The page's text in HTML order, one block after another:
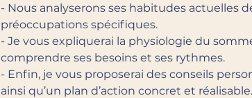
- Nous analyserons ses habitudes actuelles
préoccupations spécifiques.
- Je vous expliquerai la physiologie du
comprendre ses besoins et ses rythmes.
- Enfin, je vous proposerai des conseils
ainsi qu’un plan d’action concret et réalisable.